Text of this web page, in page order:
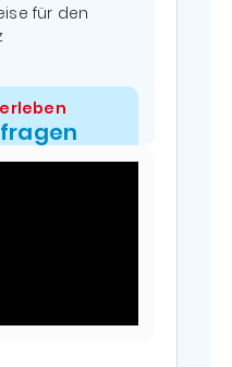
für den
erleben